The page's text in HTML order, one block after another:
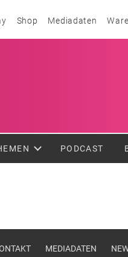
Shop Mediadaten
PODCAST
MEDIADATEN